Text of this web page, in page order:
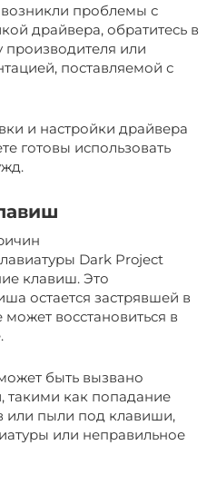
проблемы с
драйвера, обратитесь в
или
поставляемой с
и настройки драйвера
готовы использовать
Dark Project
клавиш. Это
остается застрявшей в
восстановиться в
быть вызвано
как попадание
или пыли под клавиши,
или неправильное